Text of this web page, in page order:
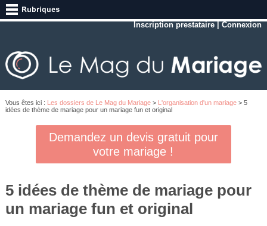
Inscription prestataire |Connexion
Vous êtes ici : Les dossiers de Le Mag du Mariage> L'organisation d'un mariage> 5
idées de thème de mariage pour un mariage fun et original
Demandez un devis gratuit pour
votre mariage !
5 idées de thème de mariage pour
un mariage fun et original